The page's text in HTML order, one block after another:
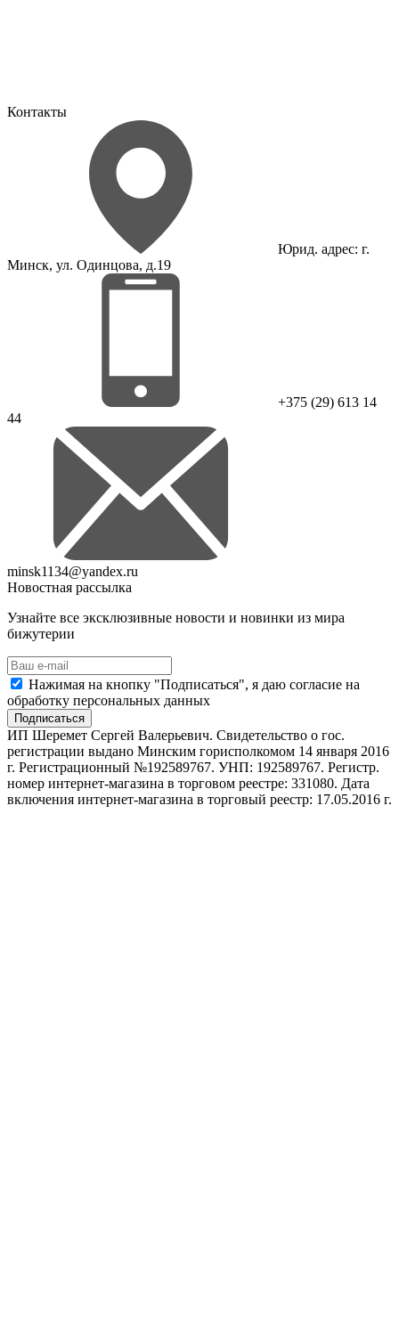
Контакты
Юрид. адрес: г.
Минск, ул. Одинцова, д.19
+375 (29) 613 14
44
minsk1134@yandex.ru
Новостная рассылка
Узнайте все эксклюзивные новости и новинки из мира
бижутерии
Нажимая на кнопку "Подписаться", я даю согласие на
обработку персональных данных
Подписаться
ИП Шеремет Сергей Валерьевич. Свидетельство о гос.
регистрации выдано Минским горисполкомом 14 января 2016
г. Регистрационный №192589767. УНП: 192589767. Регистр.
номер интернет-магазина в торговом реестре: 331080. Дата
включения интернет-магазина в торговый реестр: 17.05.2016 г.